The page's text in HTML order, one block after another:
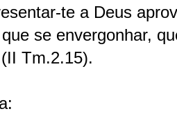
te a Deus
se envergonhar,
Tm.2.15).